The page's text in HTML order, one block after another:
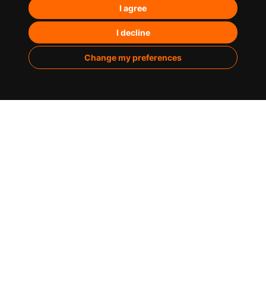
I agree
I decline
Change my preferences
Posicionamiento en IA’s
Paid Media
Marketing de contenidos
Analítica